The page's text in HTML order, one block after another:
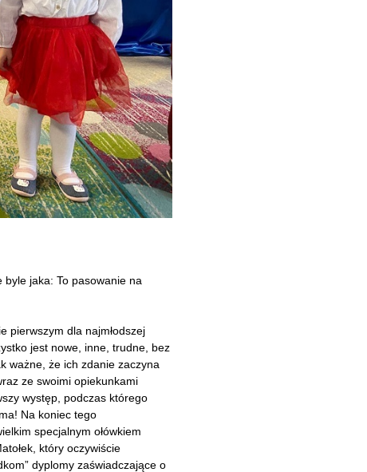
byle jaka: To pasowanie na
pierwszym dla najmłodszej
jest nowe, inne, trudne, bez
ważne, że ich zdanie zaczyna
ze swoimi opiekunkami
występ, podczas którego
Na koniec tego
specjalnym ołówkiem
który oczywiście
dyplomy zaświadczające o